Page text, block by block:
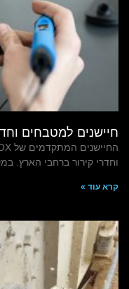
חיישנים למטבחים
וחדרי קירור ברחבי הארץ.
קרא עוד »